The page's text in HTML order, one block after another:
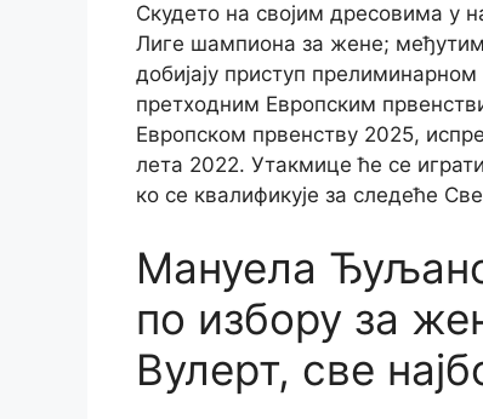
Скудето на својим дресовима у
Лиге шампиона за жене;
добијају приступ
претходним Европским
Европском првенству 2025,
лета 2022. Утакмице ће се
ко се квалификује за следеће
Мануела
по избору за
Вулерт, све